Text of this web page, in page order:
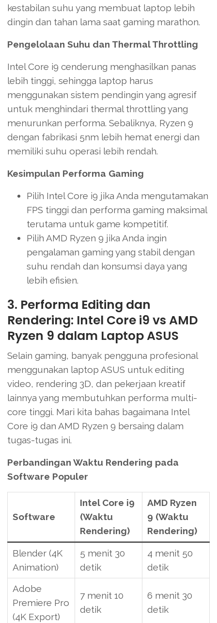
kestabilan suhu yang membuat laptop lebih
dingin dan tahan lama saat gaming marathon.
Pengelolaan Suhu dan Thermal Throttling
Intel Core i9 cenderung menghasilkan panas
lebih tinggi, sehingga laptop harus
menggunakan sistem pendingin yang agresif
untuk menghindari thermal throttling yang
menurunkan performa. Sebaliknya, Ryzen 9
dengan fabrikasi 5nm lebih hemat energi dan
memiliki suhu operasi lebih rendah.
Kesimpulan Performa Gaming
Pilih Intel Core i9 jika Anda mengutamakan
FPS tinggi dan performa gaming maksimal
terutama untuk game kompetitif.
Pilih AMD Ryzen 9 jika Anda ingin
pengalaman gaming yang stabil dengan
suhu rendah dan konsumsi daya yang
lebih efisien.
3. Performa Editing dan
Rendering: Intel Core i9 vs AMD
Ryzen 9 dalam Laptop ASUS
Selain gaming, banyak pengguna profesional
menggunakan laptop ASUS untuk editing
video, rendering 3D, dan pekerjaan kreatif
lainnya yang membutuhkan performa multi-
core tinggi. Mari kita bahas bagaimana Intel
Core i9 dan AMD Ryzen 9 bersaing dalam
tugas-tugas ini.
Perbandingan Waktu Rendering pada
Software Populer
Software
Intel Core i9
(Waktu
Rendering)
AMD Ryzen
9 (Waktu
Rendering)
Blender (4K
Animation)
5 menit 30
detik
4 menit 50
detik
Adobe
Premiere Pro
(4K Export)
7 menit 10
detik
6 menit 30
detik